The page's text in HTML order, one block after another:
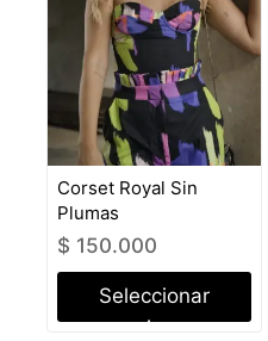
Corset Royal Sin
Plumas
$ 150.000
Seleccionar
opciones